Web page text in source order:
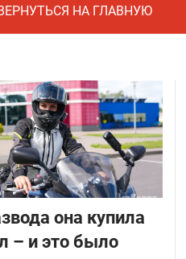
НА ГЛАВНУЮ
она купила
– и это было